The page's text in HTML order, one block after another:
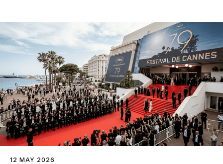
12 MAY 2026